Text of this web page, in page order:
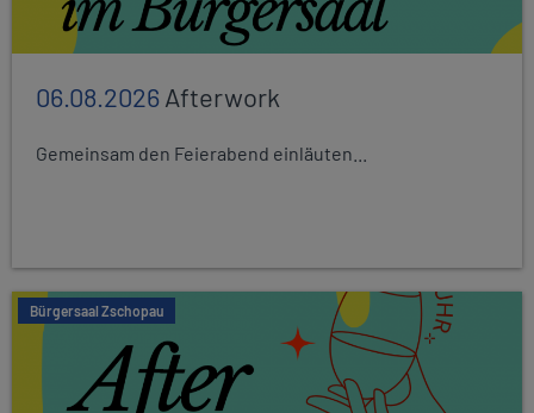
06.08.2026Afterwork
Gemeinsam den Feierabend einläuten...
Bürgersaal Zschopau